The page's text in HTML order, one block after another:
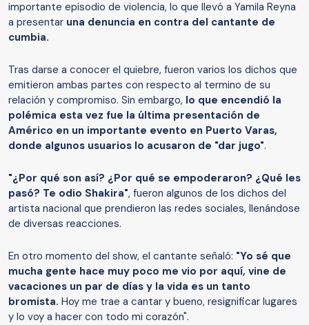
importante episodio de violencia, lo que llevó a Yamila Reyna
a presentar una denuncia en contra del cantante de
cumbia.
Tras darse a conocer el quiebre, fueron varios los dichos que
emitieron ambas partes con respecto al termino de su
relación y compromiso. Sin embargo, lo que encendió la
polémica esta vez fue la última presentación de
Américo en un importante evento en Puerto Varas,
donde algunos usuarios lo acusaron de "dar jugo".
"¿Por qué son así? ¿Por qué se empoderaron? ¿Qué les
pasó? Te odio Shakira", fueron algunos de los dichos del
artista nacional que prendieron las redes sociales, llenándose
de diversas reacciones.
En otro momento del show, el cantante señaló: "Yo sé que
mucha gente hace muy poco me vio por aquí, vine de
vacaciones un par de días y la vida es un tanto
bromista. Hoy me trae a cantar y bueno, resignificar lugares
y lo voy a hacer con todo mi corazón".